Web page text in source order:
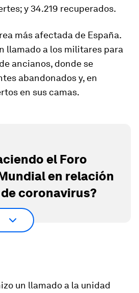
; y 34.219 recuperados.
más afectada de España.
llamado a los militares para
ancianos, donde se
abandonados y, en
en sus camas.
el Foro
en relación
coronavirus?
un llamado a la unidad